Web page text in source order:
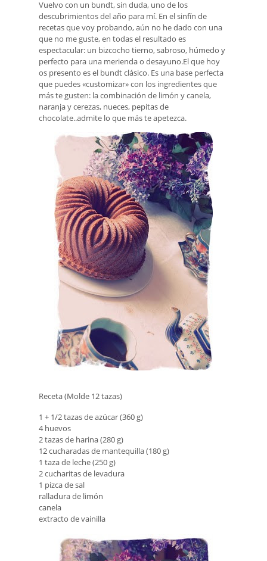
Vuelvo con un bundt, sin duda, uno de los
descubrimientos del año para mí. En el sinfín de
recetas que voy probando, aún no he dado con una
que no me guste, en todas el resultado es
espectacular: un bizcocho tierno, sabroso, húmedo y
perfecto para una merienda o desayuno.El que hoy
os presento es el bundt clásico. Es una base perfecta
que puedes «customizar» con los ingredientes que
más te gusten: la combinación de limón y canela,
naranja y cerezas, nueces, pepitas de
chocolate..admite lo que más te apetezca.
Receta (Molde 12 tazas)
1 + 1/2 tazas de azúcar (360 g)
4 huevos
2 tazas de harina (280 g)
12 cucharadas de mantequilla (180 g)
1 taza de leche (250 g)
2 cucharitas de levadura
1 pizca de sal
ralladura de limón
canela
extracto de vainilla